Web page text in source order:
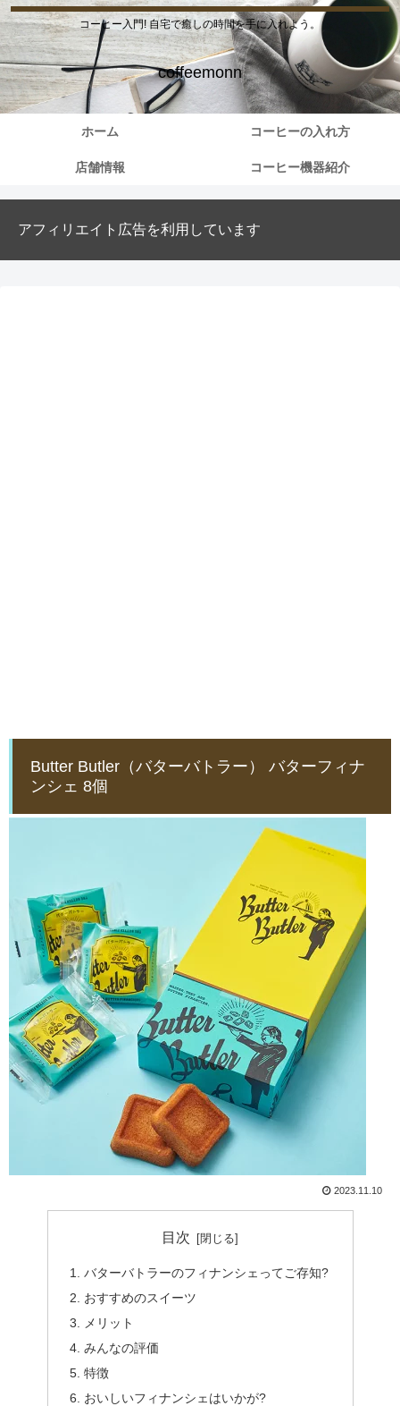
コーヒー入門! 自宅で癒しの時間を手に入れよう。
coffeemonn
ホーム コーヒーの入れ方
店舗情報 コーヒー機器紹介
アフィリエイト広告を利用しています
Butter Butler（バターバトラー） バターフィナ
ンシェ 8個
2023.11.10
目次
バターバトラーのフィナンシェってご存知?
おすすめのスイーツ
メリット
みんなの評価
特徴
おいしいフィナンシェはいかが?